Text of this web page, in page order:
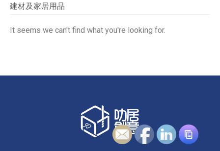
建材及家居用品
It seems we can't find what you're looking for.